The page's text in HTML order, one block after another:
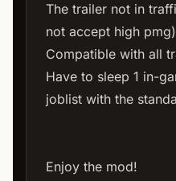
The trailer not in
not accept high pmg)
Compatible with all
Have to sleep 1 in-
joblist with the
Enjoy the mod!